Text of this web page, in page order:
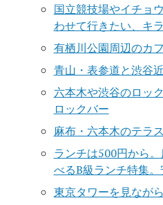
国立競技場やイチョ
わせて行きたい、キ
有栖川公園周辺のカ
青山・表参道と渋谷
六本木や渋谷のロッ
ロックバー
麻布・六本木のテラ
ランチは500円から
べるB級ランチ特集
東京タワーを見なが